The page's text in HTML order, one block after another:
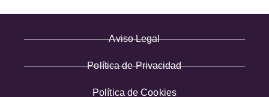
Aviso Legal
Política de Privacidad
Política de Cookies